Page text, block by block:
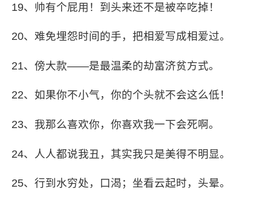
19、帅有个屁用！到头来还不是被卒吃掉！
20、难免埋怨时间的手，把相爱写成相爱过。
21、傍大款——是最温柔的劫富济贫方式。
22、如果你不小气，你的个头就不会这么低！
23、我那么喜欢你，你喜欢我一下会死啊。
24、人人都说我丑，其实我只是美得不明显。
25、行到水穷处，口渴；坐看云起时，头晕。